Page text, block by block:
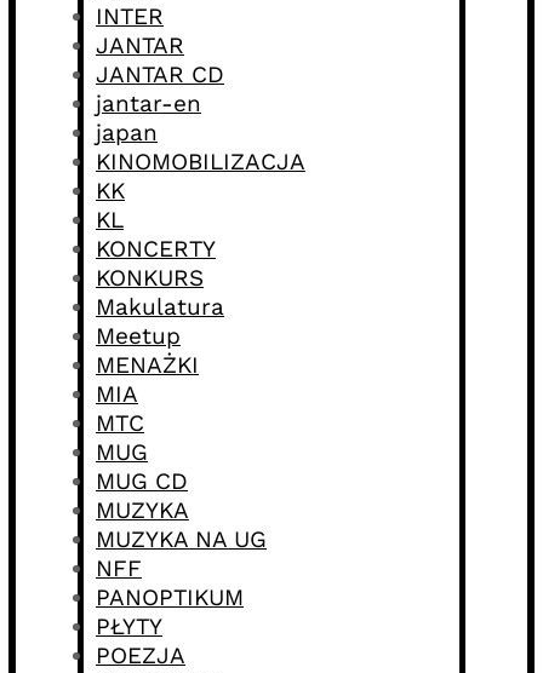
INTER
JANTAR
JANTAR CD
jantar-en
japan
KINOMOBILIZACJA
KK
KL
KONCERTY
KONKURS
Makulatura
Meetup
MENAŻKI
MIA
MTC
MUG
MUG CD
MUZYKA
MUZYKA NA UG
NFF
PANOPTIKUM
PŁYTY
POEZJA